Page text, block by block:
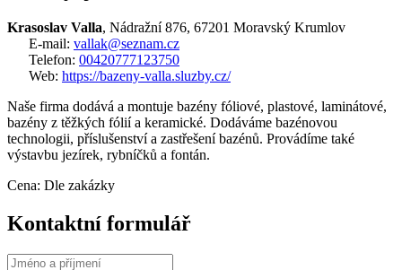
Krasoslav Valla, Nádražní 876, 67201 Moravský Krumlov
E-mail: vallak@seznam.cz
Telefon: 00420777123750
Web: https://bazeny-valla.sluzby.cz/
Naše firma dodává a montuje bazény fóliové, plastové, laminátové,
bazény z těžkých fólií a keramické. Dodáváme bazénovou
technologii, příslušenství a zastřešení bazénů. Provádíme také
výstavbu jezírek, rybníčků a fontán.
Cena: Dle zakázky
Kontaktní formulář